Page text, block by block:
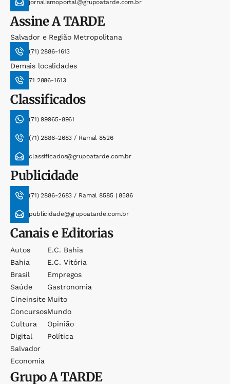
jornalismoportal@grupoatarde.com.br
AssineA TARDE
Salvador e Região Metropolitana
(71) 2886-1613
Demais localidades
71 2886-1613
Classificados
(71) 99965-8961
(71) 2886-2683 / Ramal 8526
classificados@grupoatarde.com.br
Publicidade
(71) 2886-2683 / Ramal 8585 | 8586
publicidade@grupoatarde.com.br
Canais e Editorias
Autos
Bahia
Brasil
Saúde
Cineinsite
Concursos
Cultura
Digital
Salvador
Economia
E.c. Bahia
E.c. Vitória
Empregos
Gastronomia
Muito
Mundo
Opinião
Política
GrupoA TARDE